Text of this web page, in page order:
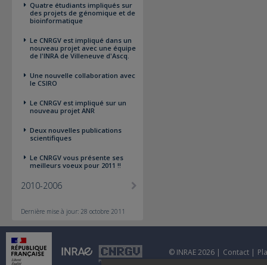
Quatre étudiants impliqués sur
des projets de génomique et de
bioinformatique
Le CNRGV est impliqué dans un
nouveau projet avec une équipe
de l'INRA de Villeneuve d'Ascq.
Une nouvelle collaboration avec
le CSIRO
Le CNRGV est impliqué sur un
nouveau projet ANR
Deux nouvelles publications
scientifiques
Le CNRGV vous présente ses
meilleurs voeux pour 2011 !!
2010-2006
Dernière mise à jour: 28 octobre 2011
© INRAE 2026 | Contact |